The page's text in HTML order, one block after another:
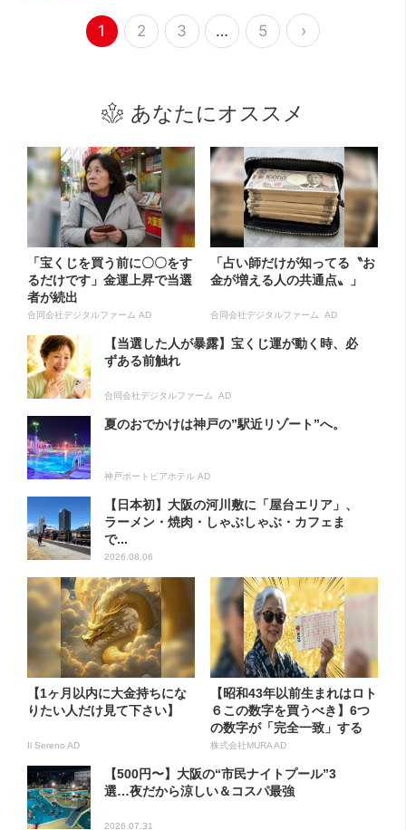
1 2 3 … 5 ›
あなたにオススメ
「宝くじを買う前に〇〇をす
るだけです」金運上昇で当選
者が続出
合同会社デジタルファーム AD
「占い師だけが知ってる〝お
金が増える人の共通点〟」
合同会社デジタルファーム AD
【当選した人が暴露】宝くじ運が動く時、必
ずある前触れ
合同会社デジタルファーム AD
夏のおでかけは神戸の”駅近リゾート”へ。
神戸ポートピアホテル AD
【日本初】大阪の河川敷に「屋台エリア」、
ラーメン・焼肉・しゃぶしゃぶ・カフェま
で...
2026.08.06
【1ヶ月以内に大金持ちにな
りたい人だけ見て下さい】
Il Sereno AD
【昭和43年以前生まれはロト
６この数字を買うべき】6つ
の数字が「完全一致」する
方...
株式会社MURA AD
【500円〜】大阪の“市民ナイトプール”3
選…夜だから涼しい＆コスパ最強
2026.07.31